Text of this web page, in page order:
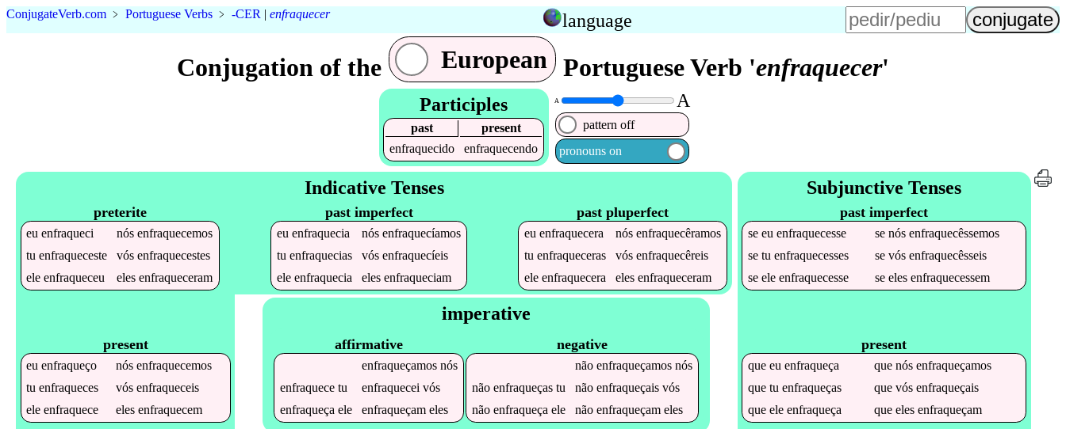
ConjugateVerb.com ﹥ Portuguese Verbs ﹥ -CER | enfraquecer language
Conjugation of the European Portuguese Verb 'enfraquecer'
Participles
past
present
enfraquecido
enfraquecendo
A A
pattern off
pronouns on
Indicative Tenses
preterite
euenfraqueci nósenfraquecemos
tuenfraqueceste vósenfraquecestes
eleenfraqueceu elesenfraqueceram
past imperfect
eu enfraquecia nós enfraquecíamos
tu enfraquecias vós enfraquecíeis
ele enfraquecia eles enfraqueciam
past pluperfect
euenfraquecera nósenfraquecêramos
tuenfraqueceras vósenfraquecêreis
eleenfraquecera elesenfraqueceram
present
euenfraqueço nósenfraquecemos
tuenfraqueces vósenfraqueceis
eleenfraquece elesenfraquecem
imperative
affirmative
enfraqueçamosnós
enfraquecetu enfraquecei vós
enfraqueça ele enfraqueçameles
negative
não enfraqueçamosnós
não enfraqueçastu não enfraqueçaisvós
não enfraqueça ele não enfraqueçameles
Subjunctive Tenses
past imperfect
seeuenfraquecesse senósenfraquecêssemos
setuenfraquecesses sevósenfraquecêsseis
seeleenfraquecesse seelesenfraquecessem
present
queeuenfraqueça quenósenfraqueçamos
quetuenfraqueças quevósenfraqueçais
queeleenfraqueça queelesenfraqueçam